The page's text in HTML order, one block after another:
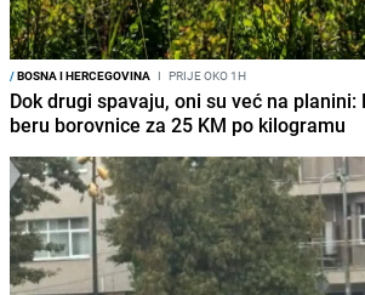
/BOSNA I HERCEGOVINA I PRIJE OKO 1H
Dok drugi spavaju, oni su već na planini:
beru borovnice za 25 KM po kilogramu